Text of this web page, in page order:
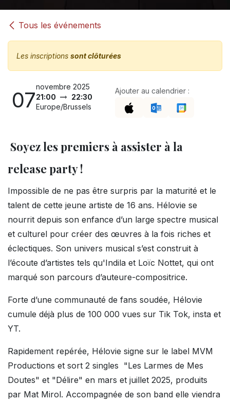
Tous les événements
Les inscriptions sont clôturées
07
novembre 2025
21:00
22:30
Europe/Brussels
Ajouter au calendrier :
Soyez les premiers à assister à la
release party !
Impossible de ne pas être surpris par la maturité et le
talent de cette jeune artiste de 16 ans. Hélovie se
nourrit depuis son enfance d’un large spectre musical
et culturel pour créer des œuvres à la fois riches et
éclectiques. Son univers musical s’est construit à
l’écoute d’artistes tels qu'Indila et Loïc Nottet, qui ont
marqué son parcours d’auteure-compositrice.
Forte d’une communauté de fans soudée, Hélovie
cumule déjà plus de 100 000 vues sur Tik Tok, insta et
YT.
Rapidement repérée, Hélovie signe sur le label MVM
Productions et sort 2 singles "Les Larmes de Mes
Doutes" et "Délire" en mars et juillet 2025, produits
par Mat Mirol. Accompagnée de son band elle viendra